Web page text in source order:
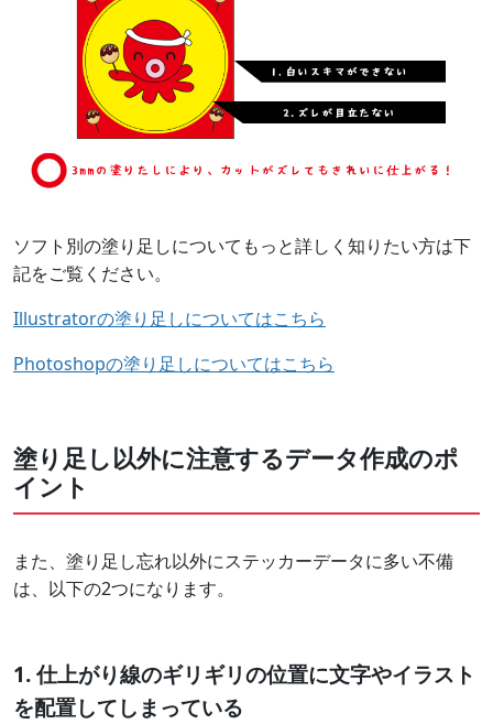
ソフト別の塗り足しについてもっと詳しく知りたい方は下
記をご覧ください。
Illustratorの塗り足しについてはこちら
Photoshopの塗り足しについてはこちら
塗り足し以外に注意するデータ作成のポ
イント
また、塗り足し忘れ以外にステッカーデータに多い不備
は、以下の2つになります。
1. 仕上がり線のギリギリの位置に文字やイラスト
を配置してしまっている